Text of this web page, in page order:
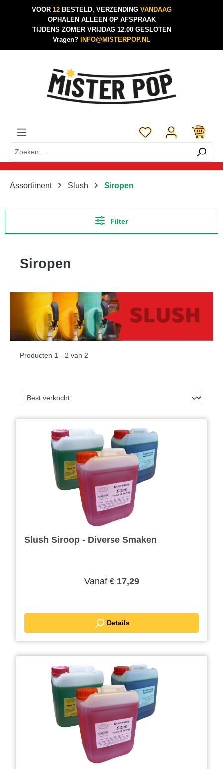
Ga naar de hoofdinhoud
VOOR 12 BESTELD, VERZENDING VANDAAG
OPHALEN ALLEEN OP AFSPRAAK
TIJDENS ZOMER VRIJDAG 12.00 GESLOTEN
Vragen?
INFO@MISTERPOP.NL
Je hebt 0 items op
Assortiment Slush Siropen
Filter
Siropen
Producten 1 - 2 van 2
Slush Siroop - Diverse Smaken
Vanaf € 17,29
Details